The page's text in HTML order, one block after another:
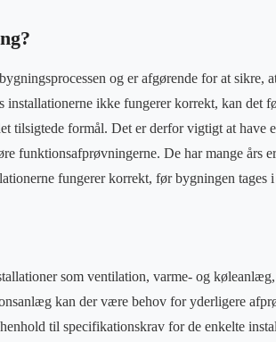
og er afgørende for at sikre,
installationerne ikke fungerer korrekt, kan det
tilsigtede formål. Det er derfor vigtigt at have
funktionsafprøvningerne. De har mange års
fungerer korrekt, før bygningen tages
som ventilation, varme- og
kan der være behov for yderligere
til specifikationskrav for de enkelte